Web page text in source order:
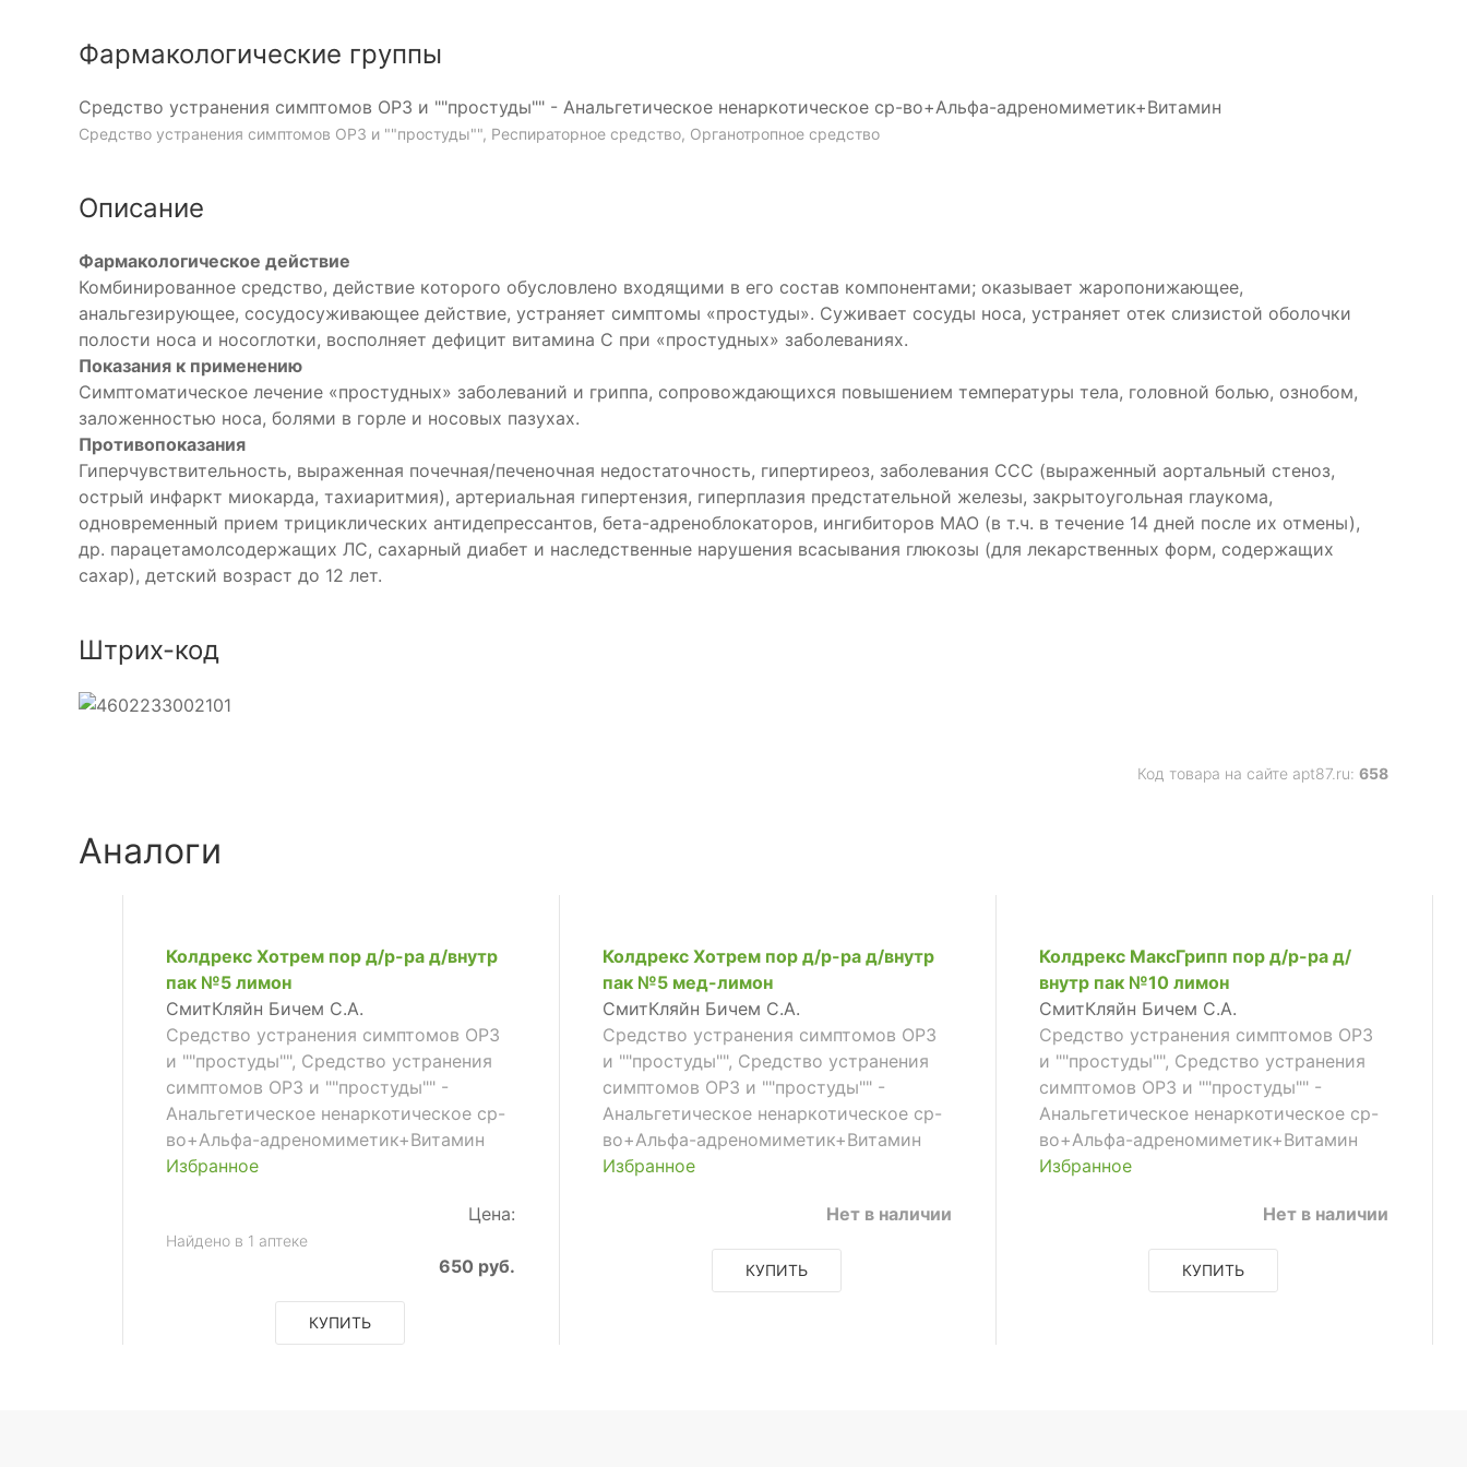
Фармакологические группы
Средство устранения симптомов ОРЗ и ""простуды"" - Анальгетическое ненаркотическое ср-во+Альфа-адреномиметик+Витамин
Средство устранения симптомов ОРЗ и ""простуды"", Респираторное средство, Органотропное средство
Описание
Фармакологическое действие
Комбинированное средство, действие которого обусловлено входящими в его состав компонентами; оказывает жаропонижающее,
анальгезирующее, сосудосуживающее действие, устраняет симптомы «простуды». Суживает сосуды носа, устраняет отек слизистой оболочки
полости носа и носоглотки, восполняет дефицит витамина С при «простудных» заболеваниях.
Показания к применению
Симптоматическое лечение «простудных» заболеваний и гриппа, сопровождающихся повышением температуры тела, головной болью, ознобом,
заложенностью носа, болями в горле и носовых пазухах.
Противопоказания
Гиперчувствительность, выраженная почечная/печеночная недостаточность, гипертиреоз, заболевания ССС (выраженный аортальный стеноз,
острый инфаркт миокарда, тахиаритмия), артериальная гипертензия, гиперплазия предстательной железы, закрытоугольная глаукома,
одновременный прием трициклических антидепрессантов, бета-адреноблокаторов, ингибиторов МАО (в т.ч. в течение 14 дней после их отмены),
др. парацетамолсодержащих ЛС, сахарный диабет и наследственные нарушения всасывания глюкозы (для лекарственных форм, содержащих
сахар), детский возраст до 12 лет.
Штрих-код
Код товара на сайте apt87.ru: 658
Аналоги
Колдрекс Хотрем пор д/р-ра д/внутр
пак №5 лимон
СмитКляйн Бичем С.А.
Средство устранения симптомов ОРЗ
и ""простуды"", Средство устранения
симптомов ОРЗ и ""простуды"" -
Анальгетическое ненаркотическое ср-
во+Альфа-адреномиметик+Витамин
Избранное
Цена:
Найдено в 1 аптеке
650 руб.
КУПИТЬ
Колдрекс Хотрем пор д/р-ра д/внутр
пак №5 мед-лимон
СмитКляйн Бичем С.А.
Средство устранения симптомов ОРЗ
и ""простуды"", Средство устранения
симптомов ОРЗ и ""простуды"" -
Анальгетическое ненаркотическое ср-
во+Альфа-адреномиметик+Витамин
Избранное
Нет в наличии
КУПИТЬ
Колдрекс МаксГрипп пор д/р-ра д/
внутр пак №10 лимон
СмитКляйн Бичем С.А.
Средство устранения симптомов ОРЗ
и ""простуды"", Средство устранения
симптомов ОРЗ и ""простуды"" -
Анальгетическое ненаркотическое ср-
во+Альфа-адреномиметик+Витамин
Избранное
Нет в наличии
КУПИТЬ